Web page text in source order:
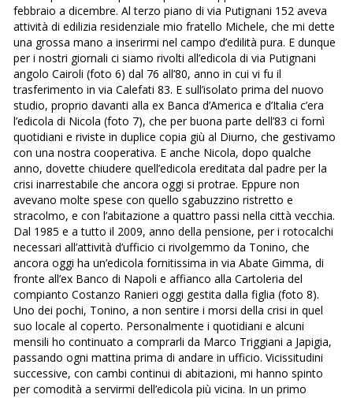
febbraio a dicembre. Al terzo piano di via Putignani 152 aveva
attività di edilizia residenziale mio fratello Michele, che mi dette
una grossa mano a inserirmi nel campo d’edilità pura. E dunque
per i nostri giornali ci siamo rivolti all’edicola di via Putignani
angolo Cairoli (foto 6) dal 76 all’80, anno in cui vi fu il
trasferimento in via Calefati 83. E sull’isolato prima del nuovo
studio, proprio davanti alla ex Banca d’America e d’Italia c’era
l’edicola di Nicola (foto 7), che per buona parte dell’83 ci fornì
quotidiani e riviste in duplice copia giù al Diurno, che gestivamo
con una nostra cooperativa. E anche Nicola, dopo qualche
anno, dovette chiudere quell’edicola ereditata dal padre per la
crisi inarrestabile che ancora oggi si protrae. Eppure non
avevano molte spese con quello sgabuzzino ristretto e
stracolmo, e con l’abitazione a quattro passi nella città vecchia.
Dal 1985 e a tutto il 2009, anno della pensione, per i rotocalchi
necessari all’attività d’ufficio ci rivolgemmo da Tonino, che
ancora oggi ha un’edicola fornitissima in via Abate Gimma, di
fronte all’ex Banco di Napoli e affianco alla Cartoleria del
compianto Costanzo Ranieri oggi gestita dalla figlia (foto 8).
Uno dei pochi, Tonino, a non sentire i morsi della crisi in quel
suo locale al coperto. Personalmente i quotidiani e alcuni
mensili ho continuato a comprarli da Marco Triggiani a Japigia,
passando ogni mattina prima di andare in ufficio. Vicissitudini
successive, con cambi continui di abitazioni, mi hanno spinto
per comodità a servirmi dell’edicola più vicina. In un primo